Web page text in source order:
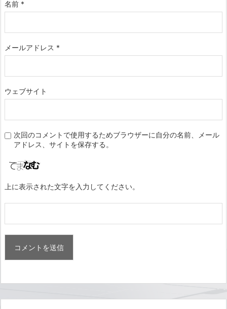
名前 *
メールアドレス *
ウェブサイト
次回のコメントで使用するためブラウザーに自分の名前、メール
アドレス、サイトを保存する。
上に表示された文字を入力してください。